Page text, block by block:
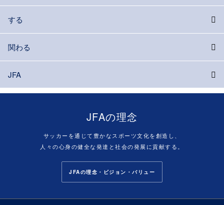
する
関わる
JFA
JFAの理念
サッカーを通じて豊かなスポーツ文化を創造し、
人々の心身の健全な発達と社会の発展に貢献する。
JFAの理念・ビジョン・バリュー